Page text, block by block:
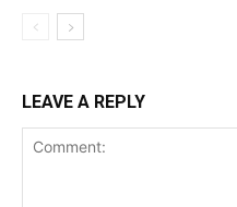
LEAVE A REPLY